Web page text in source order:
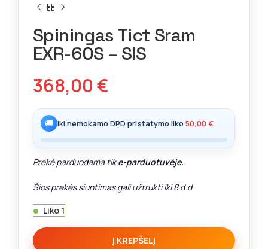
Spiningas Tict Sram
EXR-60S – SIS
368,00€
🚚 Iki nemokamo DPD pristatymo liko 50,00€
Prekė parduodama tike-parduotuvėje.
Šios prekės siuntimas gali užtrukti iki 8 d.d
Liko 1
Į KREPŠELĮ